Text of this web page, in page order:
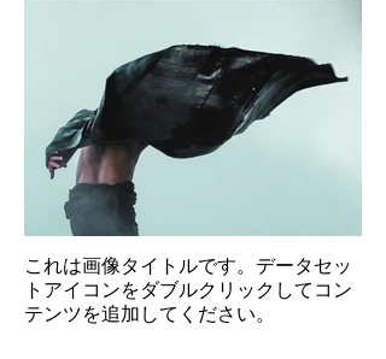
これは画像タイトルです。データセッ
トアイコンをダブルクリックしてコン
テンツを追加してください。